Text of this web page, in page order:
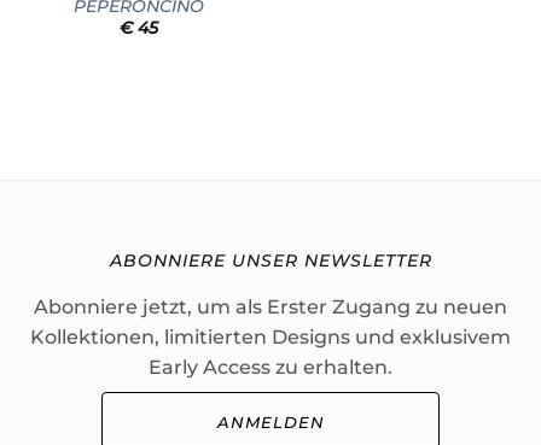
PEPERONCINO
€45
ABONNIERE UNSER NEWSLETTER
Abonniere jetzt, um als Erster Zugang zu neuen
Kollektionen, limitierten Designs und exklusivem
Early Access zu erhalten.
ANMELDEN